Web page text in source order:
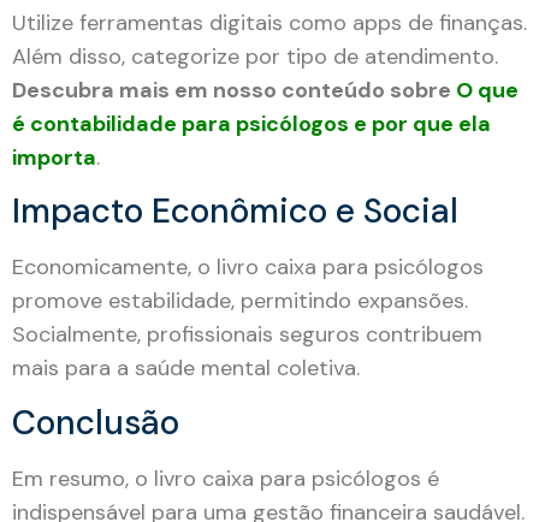
Utilize ferramentas digitais como apps de finanças.
Além disso, categorize por tipo de atendimento.
Descubra mais em nosso conteúdo sobre O que
é contabilidade para psicólogos e por que ela
importa.
Impacto Econômico e Social
Economicamente, o livro caixa para psicólogos
promove estabilidade, permitindo expansões.
Socialmente, profissionais seguros contribuem
mais para a saúde mental coletiva.
Conclusão
Em resumo, o livro caixa para psicólogos é
indispensável para uma gestão financeira saudável.